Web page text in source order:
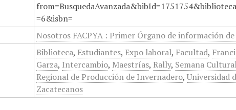
=6&isbn=
Nosotros FACPYA : Primer Órgano de información de
Biblioteca, Estudiantes, Expo laboral, Facultad,
Garza, Intercambio, Maestrías, Rally, Semana
Regional de Producción de Invernadero,Universidad
Zacatecanos